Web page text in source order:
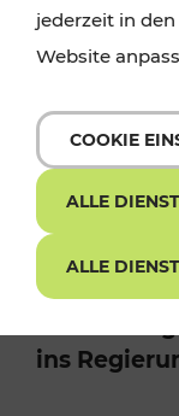
Optimiertes
100
LUP:
ins
jederzeit in
Website
COOKIE
ALLE
ALLE